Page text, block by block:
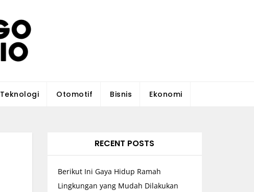
Teknologi Otomotif Bisnis Ekonomi
RECENT POSTS
Berikut Ini Gaya Hidup Ramah
Lingkungan yang Mudah Dilakukan